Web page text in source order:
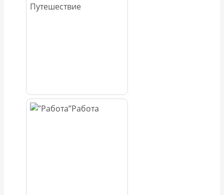
Путешествие
Работа